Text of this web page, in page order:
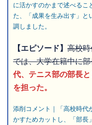
に活かすのかまで述べるこ
た、「成果を生み出す」と
調しました。
【エピソード】 高校
では、大学在籍中に
代、テニス部の部長
を担った。
添削コメント｜「高校時代
かすためカットし、「部長